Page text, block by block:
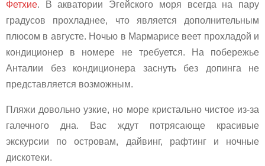
Фетхие. В акватории Эгейского моря всегда на пару
градусов прохладнее, что является дополнительным
плюсом в августе. Ночью в Мармарисе веет прохладой и
кондиционер в номере не требуется. На побережье
Анталии без кондиционера заснуть без допинга не
представляется возможным.
Пляжи довольно узкие, но море кристально чистое из-за
галечного дна. Вас ждут потрясающе красивые
экскурсии по островам, дайвинг, рафтинг и ночные
дискотеки.